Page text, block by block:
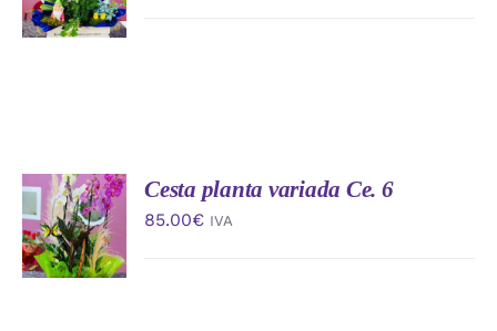
/
DETALLES
AÑADIR
AL
CARRITO
/
DETALLES
Cesta planta variada Ce. 6
85.00€ IVA